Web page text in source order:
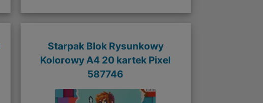
Starpak Blok Rysunkowy
Kolorowy A4 20 kartek Pixel
587746